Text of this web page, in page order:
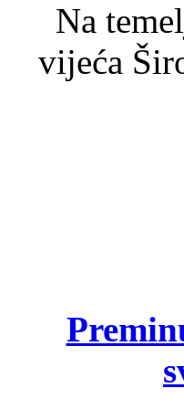
Na
vijeća